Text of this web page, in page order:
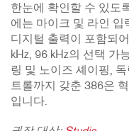
한눈에 확인할 수 있도
에는 마이크 및 라인 입
디지털 출력이 포함되
kHz, 96 kHz의 선택 가
링 및 노이즈 셰이핑,
트롤까지 갖춘 386은
입니다.